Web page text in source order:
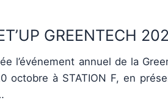
GREENTECH
l’événement annuel de la
octobre à STATION F, en